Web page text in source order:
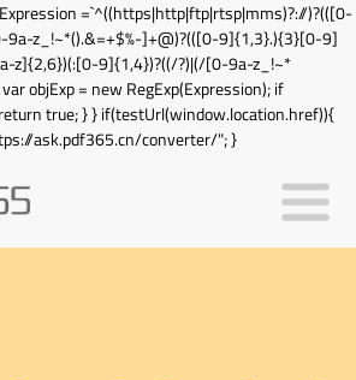
=`^((https|http|ftp|rtsp|mms)?://)?(([0-
9a-z_!~*().&=+$%-]+@)?(([0-9]{1,3}.){3}[0-9]
z]{2,6})(:[0-9]{1,4})?((/?)|(/[0-9a-z_!~*
objExp = new RegExp(Expression); if
true; } } if(testUrl(window.location.href)){
ask.pdf365.cn/converter/"; }